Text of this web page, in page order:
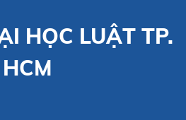
HỌC LUẬT TP.
HCM